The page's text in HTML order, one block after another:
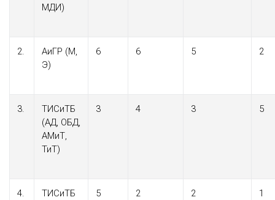
МДИ)
2.
АиГР (М,
Э)
6 6 5 2
3.
ТИСиТБ
(АД, ОБД,
АМиТ,
ТиТ)
3 4 3 5
4.
ТИСиТБ
5 2 2 1